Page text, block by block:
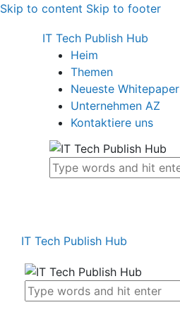
Skip to content Skip to footer
IT Tech Publish Hub
Heim
Themen
Neueste Whitepaper
Unternehmen AZ
Kontaktiere uns
IT Tech Publish Hub